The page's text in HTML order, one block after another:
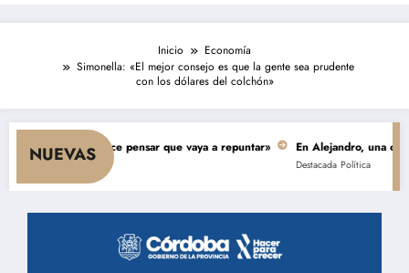
Inicio
Economía
Simonella: «El mejor consejo es que la gente sea prudente
con los dólares del colchón»
NUEVAS
y nada hace pensar que vaya a repuntar» En Alejandro, una obra de $
Destacada Política